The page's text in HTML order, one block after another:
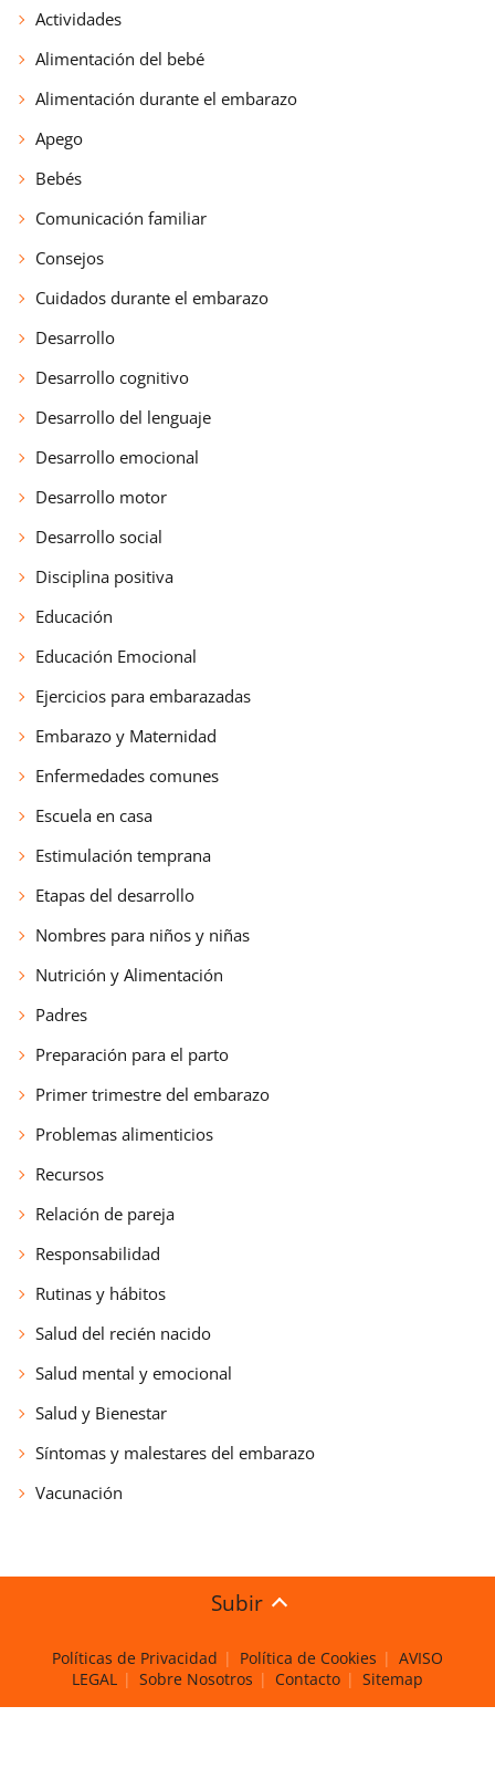
Actividades
Alimentación del bebé
Alimentación durante el embarazo
Apego
Bebés
Comunicación familiar
Consejos
Cuidados durante el embarazo
Desarrollo
Desarrollo cognitivo
Desarrollo del lenguaje
Desarrollo emocional
Desarrollo motor
Desarrollo social
Disciplina positiva
Educación
Educación Emocional
Ejercicios para embarazadas
Embarazo y Maternidad
Enfermedades comunes
Escuela en casa
Estimulación temprana
Etapas del desarrollo
Nombres para niños y niñas
Nutrición y Alimentación
Padres
Preparación para el parto
Primer trimestre del embarazo
Problemas alimenticios
Recursos
Relación de pareja
Responsabilidad
Rutinas y hábitos
Salud del recién nacido
Salud mental y emocional
Salud y Bienestar
Síntomas y malestares del embarazo
Vacunación
Subir
Políticas de Privacidad Política de Cookies
AVISO
LEGAL
Sobre Nosotros Contacto Sitemap